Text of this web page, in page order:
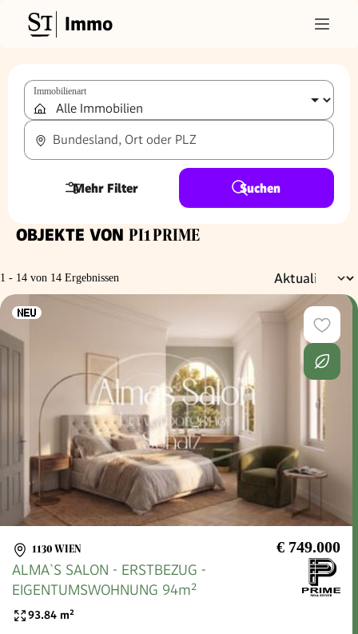
Immo
Immobilienart
Bundesland, Ort oder PLZ
Mehr Filter Suchen
OBJEKTE VON PI1 PRIME
1 - 14 von 14 Ergebnissen
1130 WIEN € 749.000
ALMA`S SALON - ERSTBEZUG -
EIGENTUMSWOHNUNG 94m²
93.84 m²